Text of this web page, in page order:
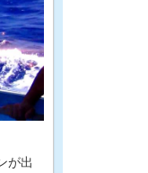
が出